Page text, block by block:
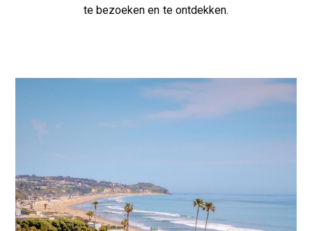
te bezoeken en te ontdekken.